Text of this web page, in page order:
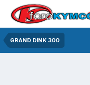
GRAND DINK 300